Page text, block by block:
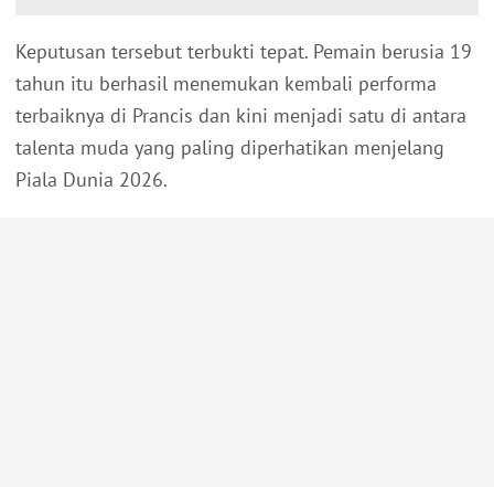
Keputusan tersebut terbukti tepat. Pemain berusia 19
tahun itu berhasil menemukan kembali performa
terbaiknya di Prancis dan kini menjadi satu di antara
talenta muda yang paling diperhatikan menjelang
Piala Dunia 2026.